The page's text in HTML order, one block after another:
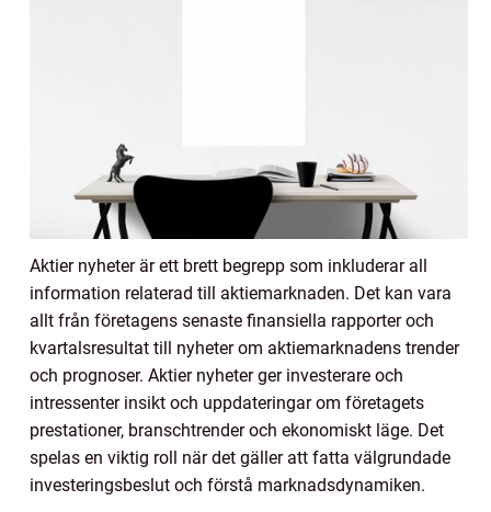
Aktier nyheter är ett brett begrepp som inkluderar all
information relaterad till aktiemarknaden. Det kan vara
allt från företagens senaste finansiella rapporter och
kvartalsresultat till nyheter om aktiemarknadens trender
och prognoser. Aktier nyheter ger investerare och
intressenter insikt och uppdateringar om företagets
prestationer, branschtrender och ekonomiskt läge. Det
spelas en viktig roll när det gäller att fatta välgrundade
investeringsbeslut och förstå marknadsdynamiken.